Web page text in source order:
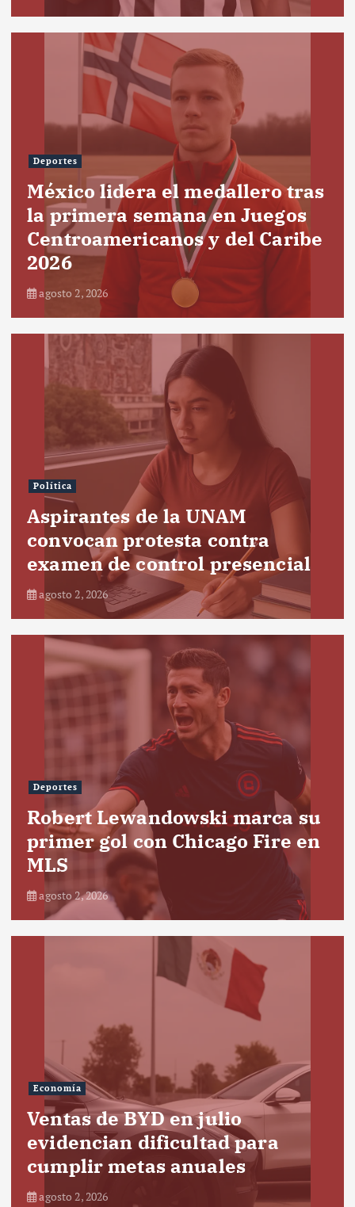
Deportes
México lidera el medallero tras
la primera semana en Juegos
Centroamericanos y del Caribe
2026
agosto 2, 2026
Política
Aspirantes de la UNAM
convocan protesta contra
examen de control presencial
agosto 2, 2026
Deportes
Robert Lewandowski marca su
primer gol con Chicago Fire en
MLS
agosto 2, 2026
Economía
Ventas de BYD en julio
evidencian dificultad para
cumplir metas anuales
agosto 2, 2026